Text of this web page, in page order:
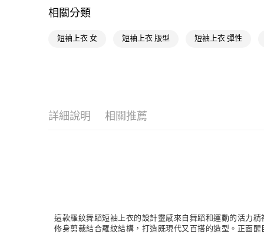
相關分類
短袖上衣 女 短袖上衣 版型 短袖上衣 彈性
詳細說明 相關推薦
這款羅紋舞蹈短袖上衣的設計靈感來自舞蹈和運動的活力
修身剪裁結合羅紋結構，打造既現代又百搭的造型。正面